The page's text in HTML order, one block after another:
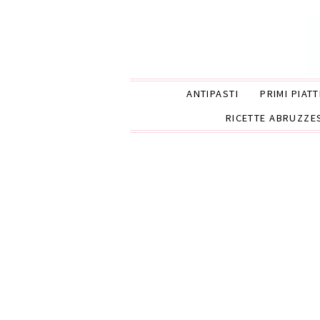
ANTIPASTI
PRIMI
RICETTE